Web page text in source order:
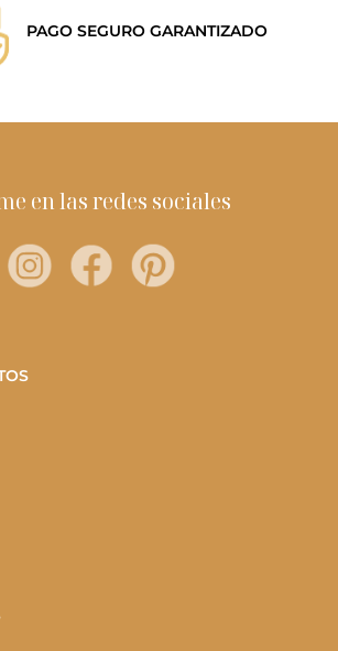
PAGO SEGURO GARANTIZADO
en las redes sociales